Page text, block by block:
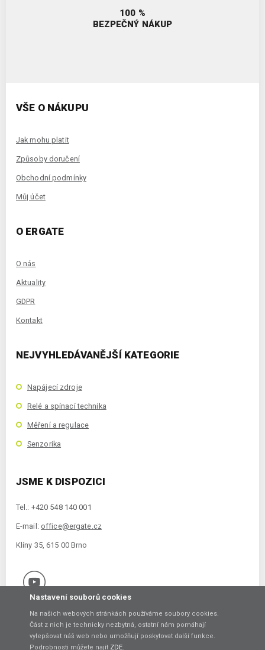
100 %
BEZPEČNÝ NÁKUP
VŠE O NÁKUPU
Jak mohu platit
Způsoby doručení
Obchodní podmínky
Můj účet
O ERGATE
O nás
Aktuality
GDPR
Kontakt
NEJVYHLEDÁVANĚJŠÍ KATEGORIE
Napájecí zdroje
Relé a spínací technika
Měření a regulace
Senzorika
JSME K DISPOZICI
Tel.: +420 548 140 001
E-mail: office@ergate.cz
Klíny 35, 615 00 Brno
Copyright © 2021 ERGATE Automation s.r.o., Klíny 35, 61500 Brno
Nastavení souborů cookies
Na našich webových stránkách používáme soubory cookies.
Část z nich je technicky nezbytná, ostatní nám pomáhají
vylepšovat náš web nebo umožňují poskytovat další funkce.
Podrobnosti můžete najít ZDE.